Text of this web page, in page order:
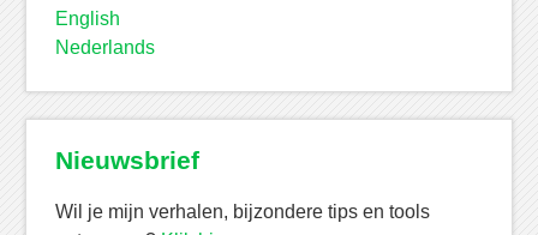
English
Nederlands
Nieuwsbrief
Wil je mijn verhalen, bijzondere tips en tools